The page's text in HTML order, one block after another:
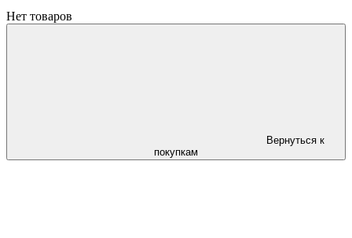
Нет товаров
Вернуться к
покупкам